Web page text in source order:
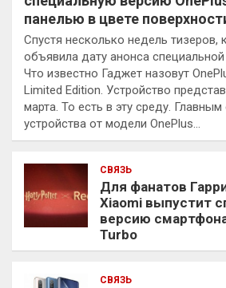
панелью в цвете
Спустя несколько недель тизеров,
объявила дату анонса специальной
Что известно Гаджет назовут
Limited Edition. Устройство
марта. То есть в эту среду. Главным
устройства от модели OnePlus…
СВЯЗЬ
Для фанатов
Xiaomi выпустит
версию
Turbo
СВЯЗЬ